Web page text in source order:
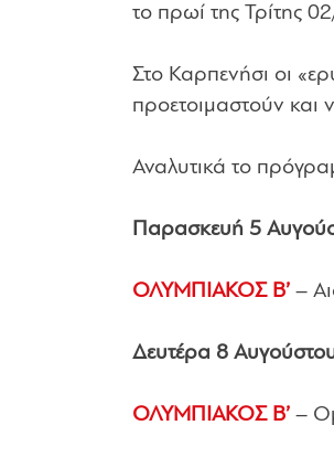
το πρωί της Τρίτης
Στο Καρπενήσι οι
προετοιμαστούν και
Αναλυτικά το
Παρασκευή 5
ΟΛΥΜΠΙΑΚΟΣ Β’ –
Δευτέρα 8
ΟΛΥΜΠΙΑΚΟΣ Β’ –